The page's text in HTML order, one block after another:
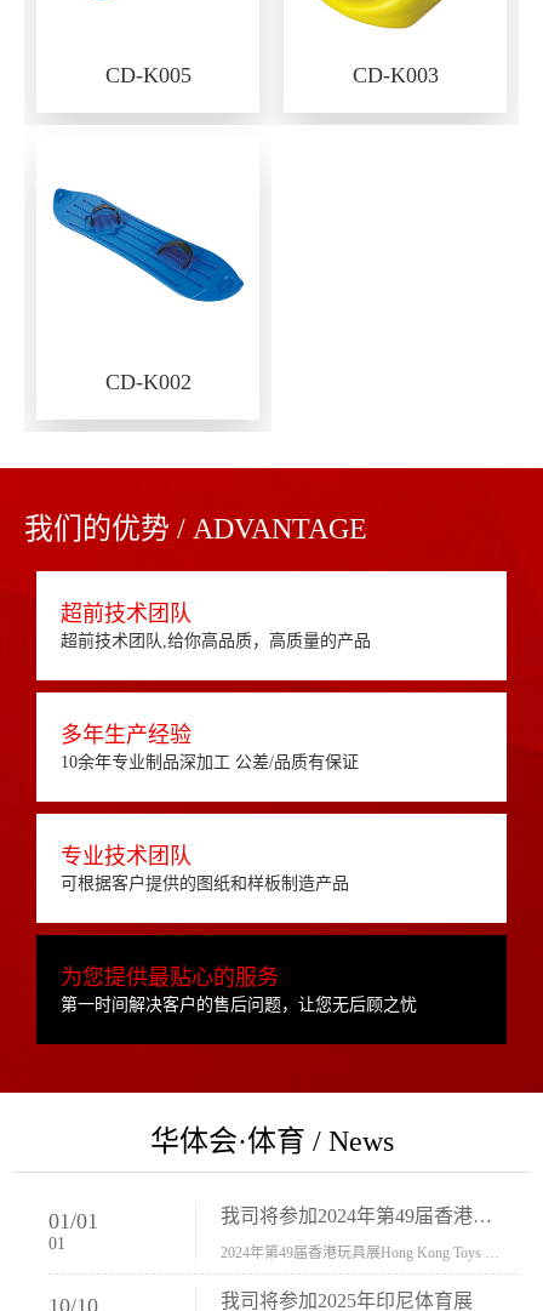
CD-K005 CD-K003
CD-K002
我们的优势 / ADVANTAGE
超前技术团队
超前技术团队,给你高品质，高质量的产品
多年生产经验
10余年专业制品深加工 公差/品质有保证
专业技术团队
可根据客户提供的图纸和样板制造产品
为您提供最贴心的服务
第一时间解决客户的售后问题，让您无后顾之忧
华体会·体育 / News
01/01
01
我司将参加2024年第49届香港玩具展Hong Kong Toys & Games Fair 欢迎新···
10/10 我司将参加2025年印尼体育展